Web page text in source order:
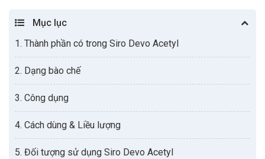
Mục lục
1. Thành phần có trong Siro Devo Acetyl
2. Dạng bào chế
3. Công dụng
4. Cách dùng & Liều lượng
5. Đối tượng sử dụng Siro Devo Acetyl